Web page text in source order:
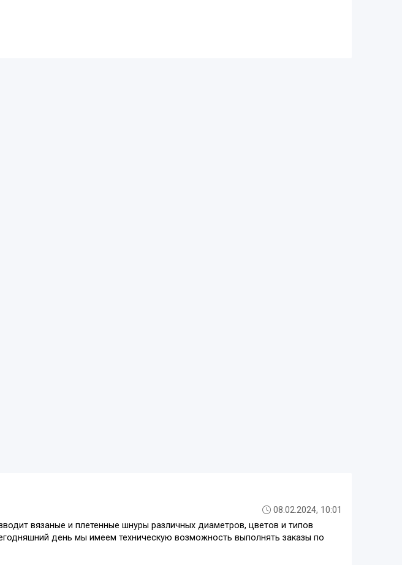
08.02.2024, 10:01
вязаные и плетенные шнуры различных диаметров, цветов и типов
день мы имеем техническую возможность выполнять заказы по